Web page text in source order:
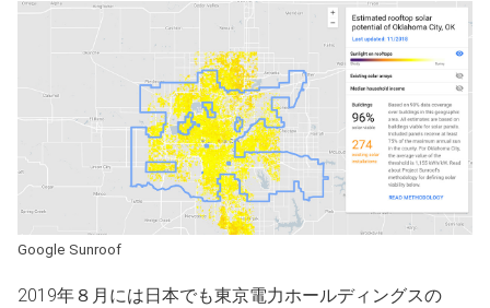
Google Sunroof
2019年８月には日本でも東京電力ホールディングスの